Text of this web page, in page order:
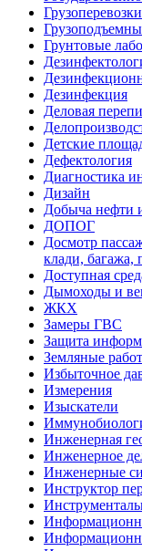
Грузоперевозки
Грунтовые
Дезинфекция
Деловая
Детские
Дефектология
Диагностика
Дизайн
Добыча нефти
ДОПОГ
Досмотр
клади, багажа,
Доступная
Дымоходы и
ЖКХ
Замеры ГВС
Защита
Земляные
Избыточное
Измерения
Изыскатели
Инженерная
Инженерное
Инженерные
Инструктор